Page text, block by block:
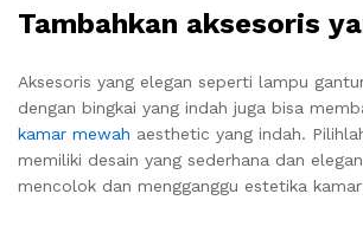
Tambahkan aksesoris
Aksesoris yang elegan seperti lampu
dengan bingkai yang indah juga bisa
kamar mewah aesthetic yang indah.
memiliki desain yang sederhana dan
mencolok dan mengganggu estetika kamar